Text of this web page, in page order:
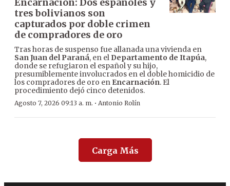
Encarnación: Dos españoles y
tres bolivianos son
capturados por doble crimen
de compradores de oro
Tras horas de suspenso fue allanada una vivienda en
San Juan del Paraná, en el Departamento de Itapúa,
donde se refugiaron el español y su hijo,
presumiblemente involucrados en el doble homicidio de
los compradores de oro en Encarnación. El
procedimiento dejó cinco detenidos.
Agosto 7, 2026 09:13 a. m. · Antonio Rolín
Carga Más